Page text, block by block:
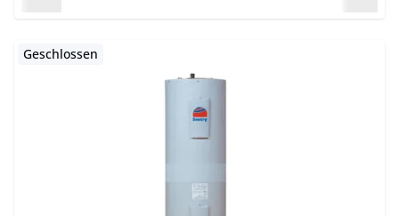
Geschlossen